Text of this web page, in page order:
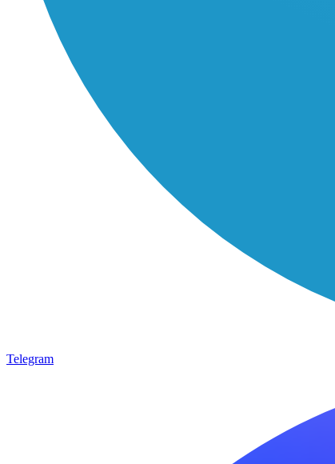
Telegram